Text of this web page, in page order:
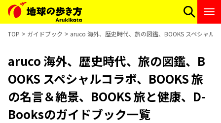
TOP ガイドブック aruco 海外、歴史時代、旅の図鑑、BOOKS スペシャル
aruco 海外、歴史時代、旅の図鑑、B
OOKS スペシャルコラボ、BOOKS 旅
の名言＆絶景、BOOKS 旅と健康、D-
Booksのガイドブック一覧